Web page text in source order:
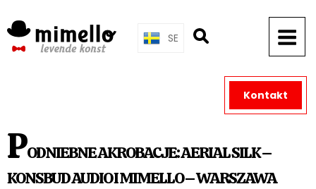
to
content
SE
PODNIEBNE AKROBACJE: AERIAL SILK –
KONSBUD AUDIO I MIMELLO – WARSZAWA
Kontakt